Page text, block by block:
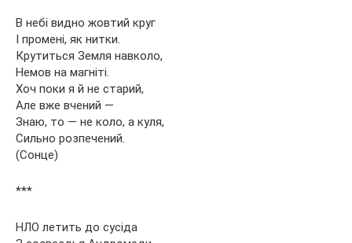
В небі видно жовтий круг
І промені, як нитки.
Крутиться Земля навколо,
Немов на магніті.
Хоч поки я й не старий,
Але вже вчений —
Знаю, то — не коло, а куля,
Сильно розпечений.
(Сонце)
***
НЛО летить до сусіда